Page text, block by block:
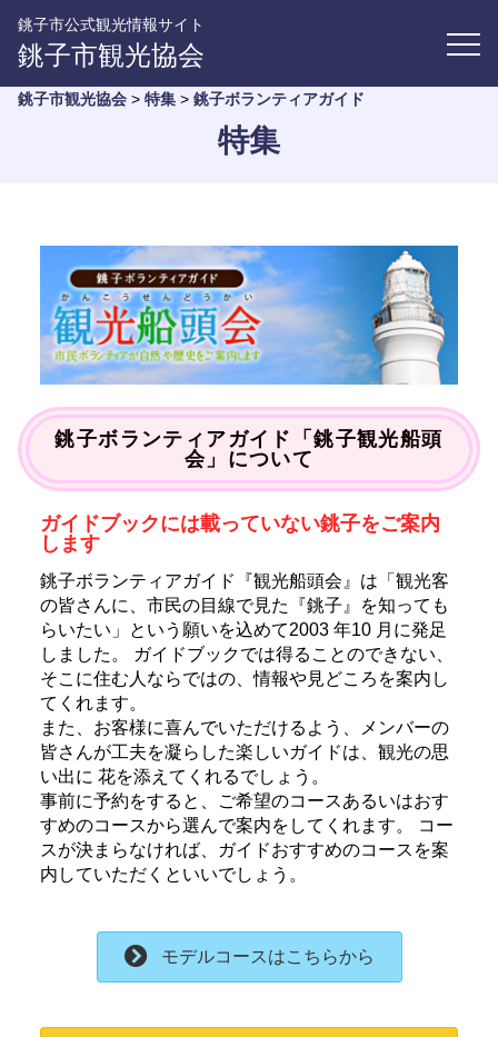
銚子市公式観光情報サイト
銚子市観光協会
銚子市観光協会 > 特集 > 銚子ボランティアガイド
特集
銚子ボランティアガイド「銚子観光船頭
会」について
ガイドブックには載っていない銚子をご案内
します
銚子ボランティアガイド『観光船頭会』は「観光客
の皆さんに、市民の目線で見た『銚子』を知っても
らいたい」という願いを込めて2003 年10 月に発足
しました。 ガイドブックでは得ることのできない、
そこに住む人ならではの、情報や見どころを案内し
てくれます。
また、お客様に喜んでいただけるよう、メンバーの
皆さんが工夫を凝らした楽しいガイドは、観光の思
い出に 花を添えてくれるでしょう。
事前に予約をすると、ご希望のコースあるいはおす
すめのコースから選んで案内をしてくれます。 コー
スが決まらなければ、ガイドおすすめのコースを案
内していただくといいでしょう。
モデルコースはこちらから